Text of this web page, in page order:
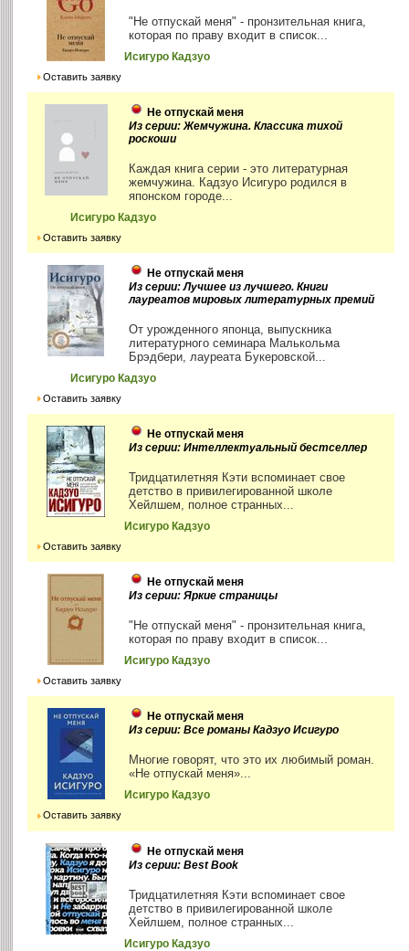
"Не отпускай меня" - пронзительная книга,
которая по праву входит в список...
Исигуро Кадзуо
Оставить заявку
Не отпускай меня
Из серии: Жемчужина. Классика тихой
роскоши
Каждая книга серии - это литературная
жемчужина. Кадзуо Исигуро родился в
японском городе...
Исигуро Кадзуо
Оставить заявку
Не отпускай меня
Из серии: Лучшее из лучшего. Книги
лауреатов мировых литературных премий
От урожденного японца, выпускника
литературного семинара Малькольма
Брэдбери, лауреата Букеровской...
Исигуро Кадзуо
Оставить заявку
Не отпускай меня
Из серии: Интеллектуальный бестселлер
Тридцатилетняя Кэти вспоминает свое
детство в привилегированной школе
Хейлшем, полное странных...
Исигуро Кадзуо
Оставить заявку
Не отпускай меня
Из серии: Яркие страницы
"Не отпускай меня" - пронзительная книга,
которая по праву входит в список...
Исигуро Кадзуо
Оставить заявку
Не отпускай меня
Из серии: Все романы Кадзуо Исигуро
Многие говорят, что это их любимый роман.
«Не отпускай меня»...
Исигуро Кадзуо
Оставить заявку
Не отпускай меня
Из серии: Best Book
Тридцатилетняя Кэти вспоминает свое
детство в привилегированной школе
Хейлшем, полное странных...
Исигуро Кадзуо